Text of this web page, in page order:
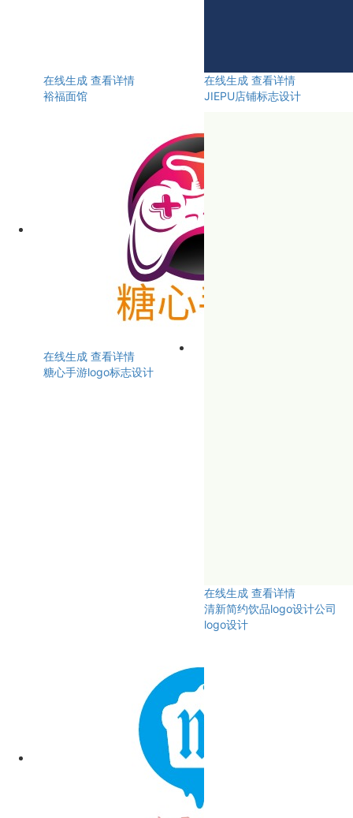
在线生成 查看详情
裕福面馆
在线生成 查看详情
JIEPU店铺标志设计
在线生成 查看详情
糖心手游logo标志设计
在线生成 查看详情
清新简约饮品logo设计公司
logo设计